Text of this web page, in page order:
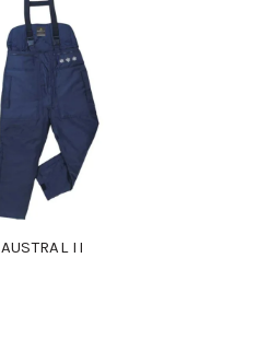
AUSTRAL II